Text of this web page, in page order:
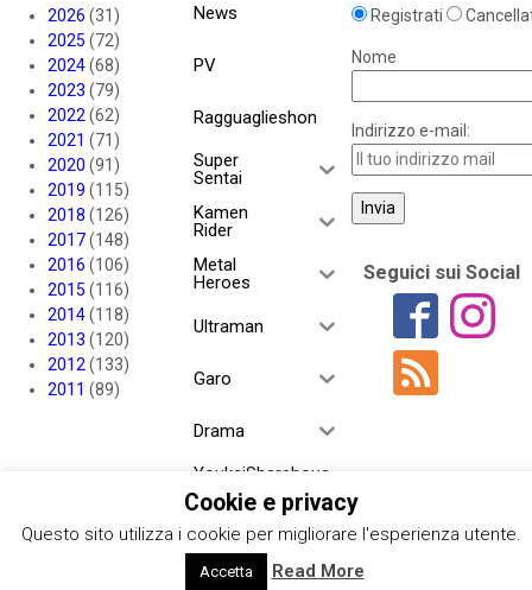
2026 (31)
2025 (72)
2024(68)
2023 (79)
2022(62)
2021 (71)
2020 (91)
2019 (115)
2018 (126)
2017(148)
2016 (106)
2015 (116)
2014(118)
2013 (120)
2012(133)
2011 (89)
News
PV
Ragguaglieshon
Super
Sentai
Kamen
Rider
Metal
Heroes
Ultraman
Garo
Drama
YoukaiSharehous
e
Project RED
Registrati
Nome
Indirizzo e-mail:
Seguici sui Social
Cookie e privacy
Questo sito utilizza i cookie per migliorare l'esperienza utente.
Accetta Read More